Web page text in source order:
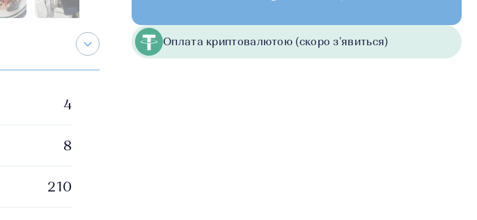
Оплата криптовалютою (скоро з’явиться)
4
8
210